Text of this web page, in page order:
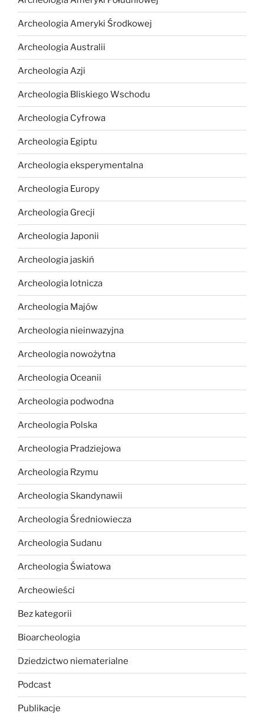
Archeologia Ameryki Środkowej
Archeologia Australii
Archeologia Azji
Archeologia Bliskiego Wschodu
Archeologia Cyfrowa
Archeologia Egiptu
Archeologia eksperymentalna
Archeologia Europy
Archeologia Grecji
Archeologia Japonii
Archeologia jaskiń
Archeologia lotnicza
Archeologia Majów
Archeologia nieinwazyjna
Archeologia nowożytna
Archeologia Oceanii
Archeologia podwodna
Archeologia Polska
Archeologia Pradziejowa
Archeologia Rzymu
Archeologia Skandynawii
Archeologia Średniowiecza
Archeologia Sudanu
Archeologia Światowa
Archeowieści
Bez kategorii
Bioarcheologia
Dziedzictwo niematerialne
Podcast
Publikacje